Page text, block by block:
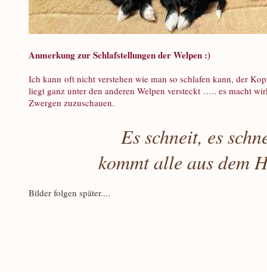
Anmerkung zur Schlafstellungen der Welpen :)
Ich kann oft nicht verstehen wie man so schlafen kann, der
liegt ganz unter den anderen Welpen versteckt ….. es macht
Zwergen zuzuschauen.
Es schneit, es
kommt alle aus dem
Bilder folgen später....